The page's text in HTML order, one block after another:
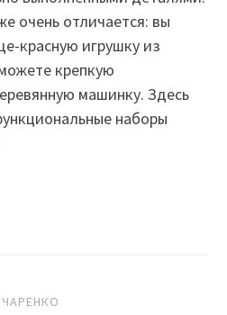
очень отличается: вы
красную игрушку из
крепкую
машинку. Здесь
наборы